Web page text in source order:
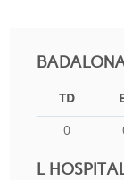
TD
0
L